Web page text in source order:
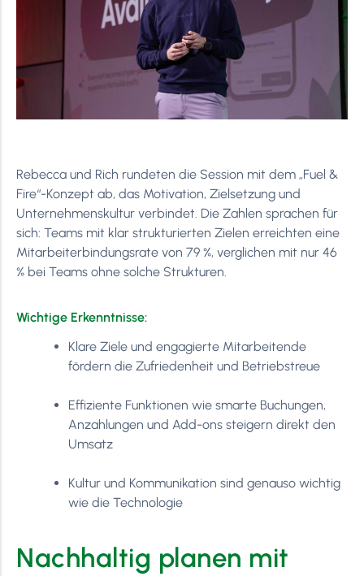
Rebecca und Rich rundeten die Session mit dem „Fuel &
Fire“-Konzept ab, das Motivation, Zielsetzung und
Unternehmenskultur verbindet. Die Zahlen sprachen für
sich: Teams mit klar strukturierten Zielen erreichten eine
Mitarbeiterbindungsrate von 79 %, verglichen mit nur 46
% bei Teams ohne solche Strukturen.
Wichtige Erkenntnisse:
Klare Ziele und engagierte Mitarbeitende
fördern die Zufriedenheit und Betriebstreue
Effiziente Funktionen wie smarte Buchungen,
Anzahlungen und Add-ons steigern direkt den
Umsatz
Kultur und Kommunikation sind genauso wichtig
wie die Technologie
Nachhaltig planen mit